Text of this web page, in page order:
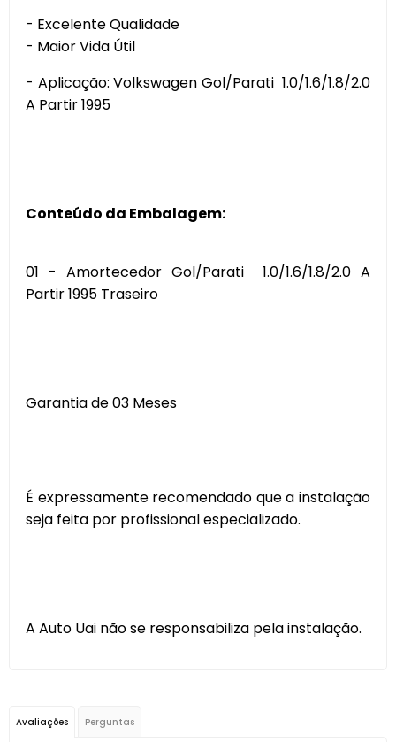
- Excelente Qualidade
- Maior Vida Útil
- Aplicação: Volkswagen Gol/Parati 1.0/1.6/1.8/2.0
A Partir 1995
Conteúdo da Embalagem:
01 - Amortecedor Gol/Parati 1.0/1.6/1.8/2.0 A
Partir 1995 Traseiro
Garantia de 03 Meses
É expressamente recomendado que a instalação
seja feita por profissional especializado.
A Auto Uai não se responsabiliza pela instalação.
Avaliações Perguntas